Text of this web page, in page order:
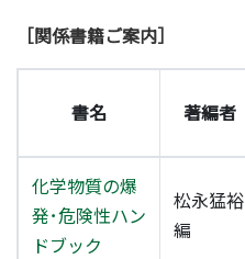
［関係書籍ご案内］
書名 著編者
化学物質の爆
発･危険性ハン
ドブック
松永猛裕
編